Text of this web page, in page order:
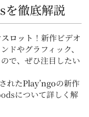
徹底解説
スロット ！新作ビデオ
ドやグラフィック、
で、ぜひ注目したい
れたPlay’ngoの新作
について詳しく解